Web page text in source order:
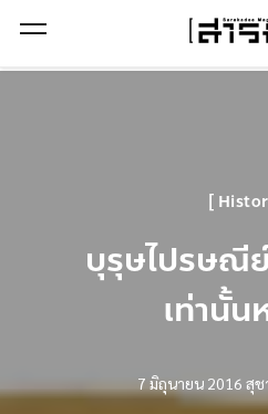
บุรุษไปรษณี
เท่านั้น
7 มิถุนายน 2016 สุช